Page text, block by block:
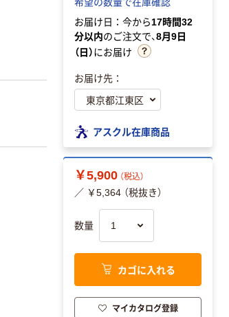
お届け日：今から17時間32
分以内のご注文で、8月9日
（日）にお届け
お届け先：
アスクル在庫商品
￥5,900 （税込）
／ ￥5,364 （税抜き）
数量
カゴに入れる
マイカタログ登録